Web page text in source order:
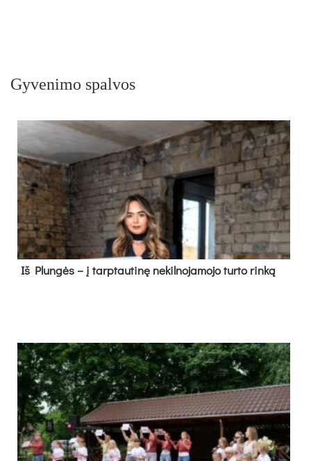
Gyvenimo spalvos
Iš Plungės – į tarptautinę nekilnojamojo turto rinką